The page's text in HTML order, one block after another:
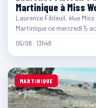
Martinique à Miss
Laurence Fibleuil, élue
Martinique ce mercredi 5
06/08 · 13h48
MARTINIQUE